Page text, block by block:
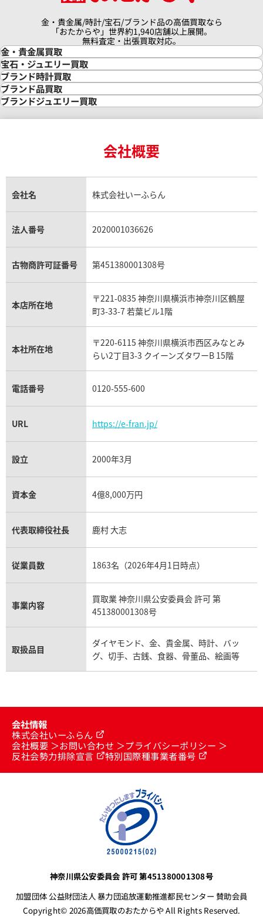
金・貴金属/時計/宝石/ブランド品の高価買取なら
「おたからや」世界約1,940店舗以上展開。
無料査定・出張買取対応。
金・貴金属買取
金買取
金の相場価格情報
金の参考買取価格一覧
インゴット買取
インゴットの相場価格情報
24金買取
金貨買取
貴金属買取
銀・シルバー買取
パラジウム買取
宝石・ジュエリー買取
宝石・ジュエリー買取
ダイヤモンド買取
ダイヤモンド・宝石の参考価格一覧
リング・結婚指輪買取
エメラルド買取
トパーズ買取
タンザナイト買取
キャッツアイ買取
アクアマリン買取
ブランド時計買取
時計買取
ロレックス買取
ロレックス デイトナ買取
ロレックス サブマリーナー買取
ロレックス エクスプローラー買取
ロレックス デイトジャスト買取
パテック フィリップノーチラス買取
ヴァシュロン・コンスタンタン買取
オメガ買取
カルティエ買取
フランク ミュラー買取
リシャール・ミル買取
パネライ買取
チューダー（チュードル）買取
ブランド品買取
ブランド買取
シャネル マトラッセ買取
セリーヌ買取
プラダ買取
ブランドジュエリー買取
ヴァンクリーフ＆アーペル買取
ショーメ買取
ダミアーニ買取
モーブッサン買取
会社概要
会社名 株式会社いーふらん
法人番号 2020001036626
古物商許可証番号 第451380001308号
本店所在地
〒221-0835 神奈川県横浜市神奈川区鶴屋
町3-33-7 若葉ビル1階
本社所在地
〒220-6115 神奈川県横浜市西区みなとみ
らい2丁目3-3 クイーンズタワーB 15階
電話番号 0120-555-600
URL https://e-fran.jp/
設立 2000年3月
資本金 4億8,000万円
代表取締役社長 鹿村 大志
従業員数 1863名（2026年4月1日時点）
事業内容
買取業 神奈川県公安委員会 許可 第
451380001308号
取扱品目
ダイヤモンド、金、貴金属、時計、バッ
グ、切手、古銭、食器、骨董品、絵画等
会社情報
株式会社いーふらん
会社概要
お問い合わせ
プライバシーポリシー
反社会勢力排除宣言
特別国際種事業者番号
神奈川県公安委員会 許可 第451380001308号
加盟団体 公益財団法人 暴力団追放運動推進都民センター 賛助会員
Copyright© 2026高価買取のおたからや All Rights Reserved.